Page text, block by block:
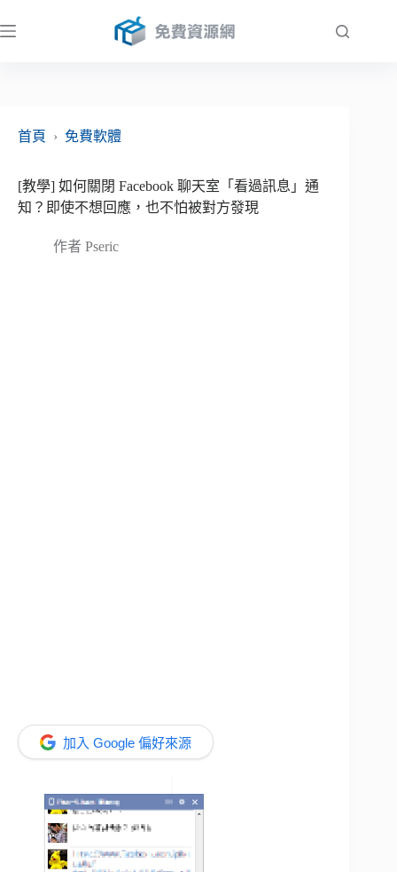
至
首頁
› 免費軟體
[教學] 如何關閉 Facebook 聊天室「看過訊息」通
知？即使不想回應，也不怕被對方發現
作者 Pseric
加入 Google 偏好來源